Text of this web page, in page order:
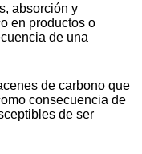
absorción y
en productos o
de una
de carbono que
consecuencia de
de ser